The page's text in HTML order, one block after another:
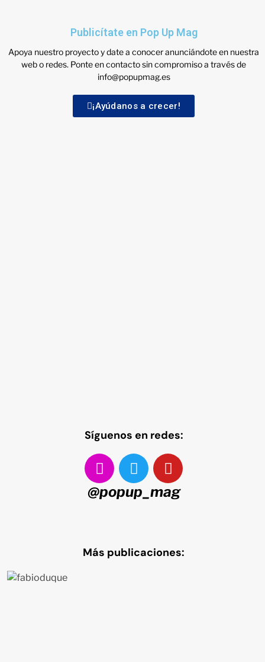
Publicítate en Pop Up Mag
Apoya nuestro proyecto y date a conocer anunciándote en nuestra
web o redes. Ponte en contacto sin compromiso a través de
info@popupmag.es
¡Ayúdanos a crecer!
Síguenos en redes:
@popup_mag
Más publicaciones: